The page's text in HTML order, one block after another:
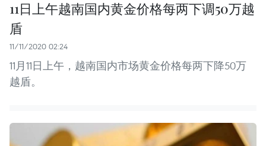
11日上午越南国内黄金价格每两下调50万越
盾
11/11/2020 02:24
11月11日上午，越南国内市场黄金价格每两下降50万
越盾。